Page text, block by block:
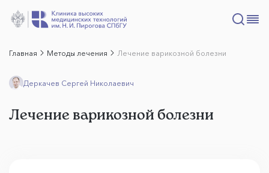
Главная Методы лечения Лечение варикозной болезни
Деркачев Сергей Николаевич
Лечение варикозной болезни